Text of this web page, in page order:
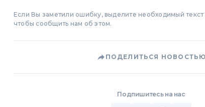
Если Вы заметили ошибку, выделите необходимый
чтобы сообщить нам об этом.
ПОДЕЛИТЬСЯ НОВОСТЬЮ
Подпишитесь на нас